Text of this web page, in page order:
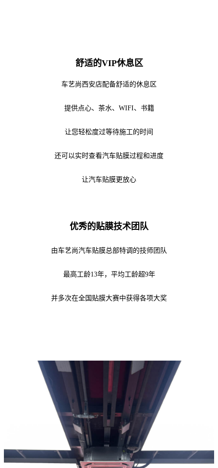
舒适的VIP休息区
车艺尚西安店配备舒适的休息区
提供点心、茶水、WIFI、书籍
让您轻松度过等待施工的时间
还可以实时查看汽车贴膜过程和进度
让汽车贴膜更放心
优秀的贴膜技术团队
由车艺尚汽车贴膜总部特调的技师团队
最高工龄13年，平均工龄超9年
并多次在全国贴膜大赛中获得各项大奖